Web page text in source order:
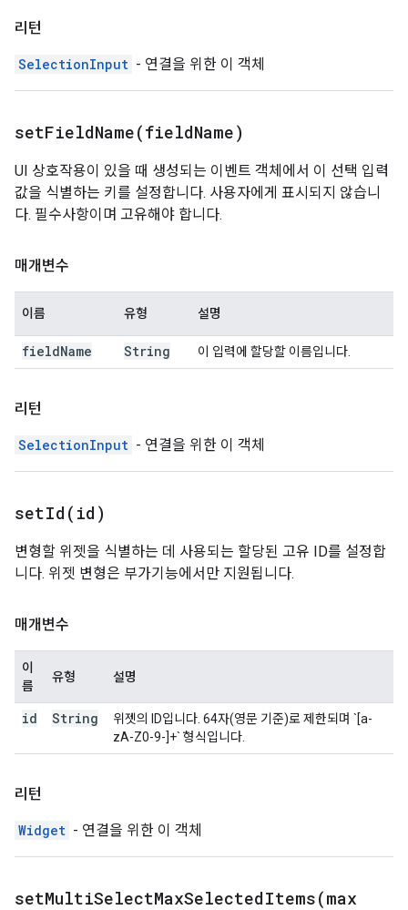
리턴
SelectionInput - 연결을 위한 이 객체
setFieldName(fieldName)
UI 상호작용이 있을 때 생성되는 이벤트 객체에서 이 선택 입력
값을 식별하는 키를 설정합니다. 사용자에게 표시되지 않습니
다. 필수사항이며 고유해야 합니다.
매개변수
이름 유형 설명
fieldName String 이 입력에 할당할 이름입니다.
리턴
SelectionInput - 연결을 위한 이 객체
setId( id)
변형할 위젯을 식별하는 데 사용되는 할당된 고유 ID를 설정합
니다. 위젯 변형은 부가기능에서만 지원됩니다.
매개변수
이
름
유형 설명
id String
위젯의 ID입니다. 64자(영문 기준)로 제한되며 `[a-
zA-Z0-9-]+` 형식입니다.
리턴
Widget - 연결을 위한 이 객체
setMultiSelectMaxSelectedItems(max